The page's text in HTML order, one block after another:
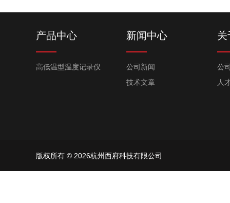
产品中心
高低温型温度记录仪
新闻中心
公司新闻
技术文章
关
公
人
版权所有 © 2026杭州西府科技有限公司